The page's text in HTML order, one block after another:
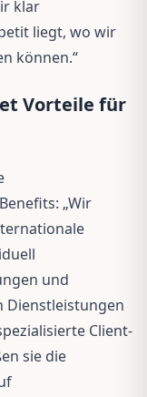
klar
liegt, wo wir
können.“
Vorteile für
„Wir
und
Dienstleistungen
Client-
sie die